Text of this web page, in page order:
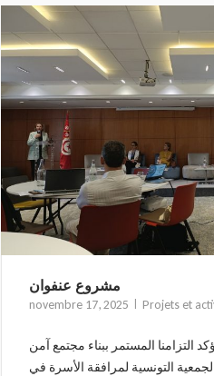
مشروع عنفوان
novembre 17, 2025 Projets et
التزامنا المستمر ببناء مجتمع آمن
التونسية لمرافقة الأسرة في